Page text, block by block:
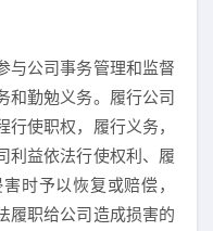
与公司事务管理和监督
和勤勉义务。履行公司
使职权，履行义务，
利益依法行使权利、履
时予以恢复或赔偿，
履职给公司造成损害的